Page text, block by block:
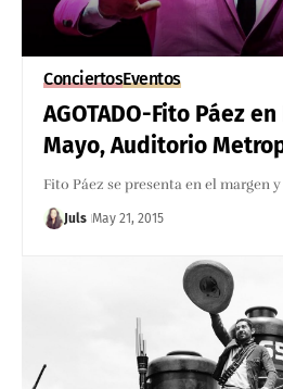
ConciertosEventos
AGOTADO-Fito Páez
Mayo, Auditorio
Fito Páez se presenta en el margen
Juls May 21, 2015